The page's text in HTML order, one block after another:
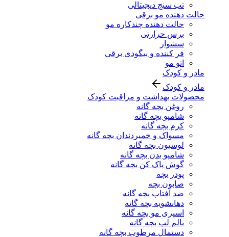
تب سنج دیجیتالی
حالت دهنده مو برقی
حالت دهنده چندکاره مو
برس حرارتی
سشوار
فر کننده و بیگودی برقی
اتو مو
مادر و کودک
مادر و کودک
محصولات بهداشت و مراقبت کودک
روغن بچه گانه
شامپو بچه گانه
کرم بچه گانه
مسواک و خمیردندان بچه گانه
لوسیون بچه گانه
شامپو بدن بچه گانه
گوش پاک کن بچه گانه
پودر بچه
صابون بچه
ضد آفتاب بچه گانه
دهانشویه بچه گانه
اسپری مو بچه گانه
بالم لب بچه گانه
دستمال مرطوب بچه گانه